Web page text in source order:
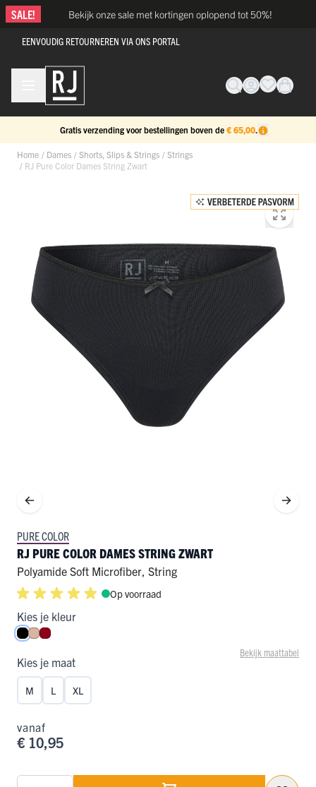
Ga naar de inhoud
SALE! Bekijk onze sale met kortingen oplopend tot 50%!
EENVOUDIG RETOURNEREN VIA ONS PORTAL
Gratis verzending voor bestellingen boven de € 65,00.
Home / Dames / Shorts, Slips & Strings / Strings
/ RJ Pure Color Dames String Zwart
PURE COLOR
RJ PURE COLOR DAMES STRING ZWART
Polyamide Soft Microfiber, String
Op voorraad
Kies je kleur
Zwart
Caffè Latte
Donkerrood
Bekijk maattabel
Kies je maat
M L XL
vanaf
€ 10,95